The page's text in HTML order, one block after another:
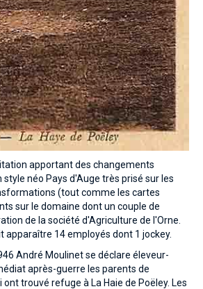
apportant des changements
néo Pays d'Auge très prisé sur les
(tout comme les cartes
sur le domaine dont un couple de
de la société d'Agriculture de l'Orne.
14 employés dont 1 jockey.
André Moulinet se déclare éleveur-
après-guerre les parents de
trouvé refuge à La Haie de Poëley. Les